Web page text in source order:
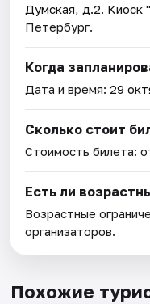
Думская, д.2. Киоск
Петербург.
Когда
Дата и время:29
Сколько стоит
Стоимость билета:
Есть ли
Возрастные
организаторов.
Похожие